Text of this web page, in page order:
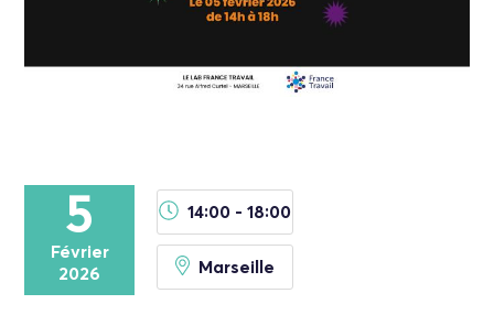
5
Février
2026
14:00 - 18:00
Marseille